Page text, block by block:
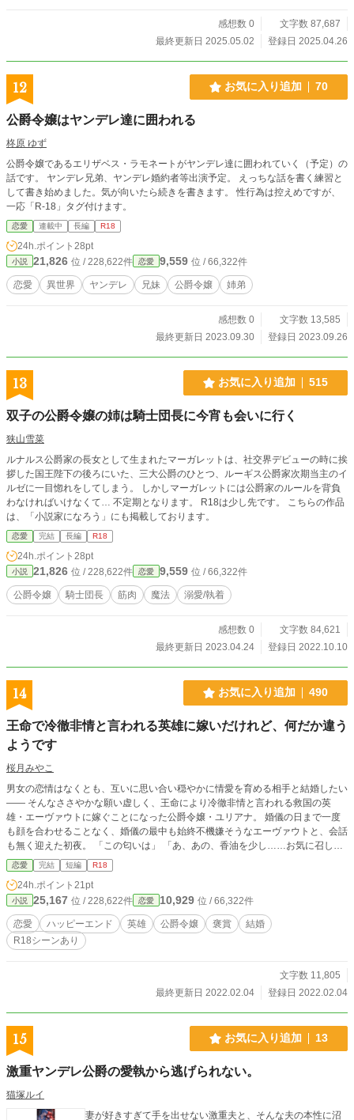
感想数 0
文字数 87,687
最終更新日 2025.05.02
登録日 2025.04.26
12 お気に入り追加 70
公爵令嬢はヤンデレ達に囲われる
柊原 ゆず
公爵令嬢であるエリザベス・ラモネートがヤンデレ達に囲われていく（予定）の
話です。 ヤンデレ兄弟、ヤンデレ婚約者等出演予定。 えっちな話を書く練習と
して書き始めました。気が向いたら続きを書きます。 性行為は控えめですが、
一応「R-18」タグ付けます。
恋愛 連載中 長編 R18
24h.ポイント 28pt
小説 21,826 位 / 228,622件 恋愛 9,559 位 / 66,322件
恋愛 異世界 ヤンデレ 兄妹 公爵令嬢 姉弟
感想数 0
文字数 13,585
最終更新日 2023.09.30
登録日 2023.09.26
13 お気に入り追加 515
双子の公爵令嬢の姉は騎士団長に今宵も会いに行く
狭山雪菜
ルナルス公爵家の長女として生まれたマーガレットは、社交界デビューの時に挨
拶した国王陛下の後ろにいた、三大公爵のひとつ、ルーギス公爵家次期当主のイ
ルゼに一目惚れをしてしまう。 しかしマーガレットには公爵家のルールを背負
わなければいけなくて… 不定期となります。 R18は少し先です。 こちらの作品
は、「小説家になろう」にも掲載しております。
恋愛 完結 長編 R18
24h.ポイント 28pt
小説 21,826 位 / 228,622件 恋愛 9,559 位 / 66,322件
公爵令嬢 騎士団長 筋肉 魔法 溺愛/執着
感想数 0
文字数 84,621
最終更新日 2023.04.24
登録日 2022.10.10
14 お気に入り追加 490
王命で冷徹非情と言われる英雄に嫁いだけれど、何だか違う
ようです
桜月みやこ
男女の恋情はなくとも、互いに思い合い穏やかに情愛を育める相手と結婚したい
―― そんなささやかな願い虚しく、王命により冷徹非情と言われる救国の英
雄・エーヴァウトに嫁ぐことになった公爵令嬢・ユリアナ。 婚儀の日まで一度
も顔を合わせることなく、婚儀の最中も始終不機嫌そうなエーヴァウトと、会話
も無く迎えた初夜。 「この匂いは」 「あ、あの、香油を少し……お気に召しま
せんでしたか……」 「いや、ユリアナ嬢らしい、爽やかながら甘さを含んだ―
―良い香りだ」 （か、嗅がれて……！？） 「鼻で、息をするんだ」 「慣れて、
いなくて……」 「慣れていたら、相手の男を引き裂いてやるところだ」
「え……」 嫁いだ英雄様は、何だか思っていたのと大分違うようで――？
恋愛 完結 短編 R18
24h.ポイント 21pt
小説 25,167 位 / 228,622件 恋愛 10,929 位 / 66,322件
恋愛 ハッピーエンド 英雄 公爵令嬢 褒賞
結婚
R18シーンあり
文字数 11,805
最終更新日 2022.02.04
登録日 2022.02.04
15 お気に入り追加 13
激重ヤンデレ公爵の愛執から逃げられない。
猫塚ルイ
妻が好きすぎて手を出せない激重夫と、そんな夫の本性に沼